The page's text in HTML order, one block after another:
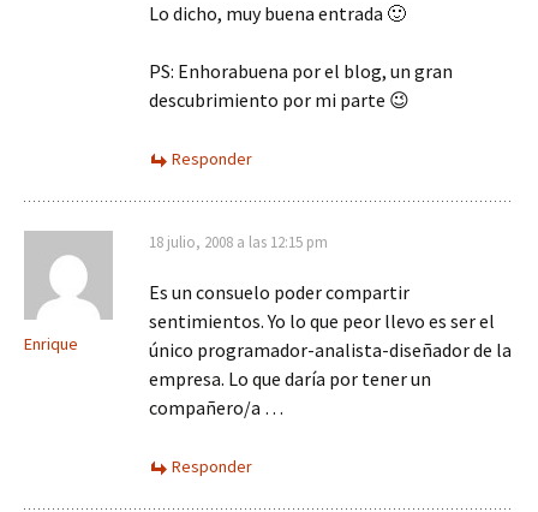
Lo dicho, muy buena entrada 🙂
PS: Enhorabuena por el blog, un gran
descubrimiento por mi parte 😉
Responder
Enrique
18 julio, 2008 a las 12:15 pm
Es un consuelo poder compartir
sentimientos. Yo lo que peor llevo es ser el
único programador-analista-diseñador de la
empresa. Lo que daría por tener un
compañero/a …
Responder